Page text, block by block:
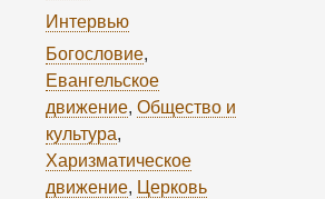
Интервью
Богословие,
Евангельское
движение, Общество и
культура,
Харизматическое
движение, Церковь